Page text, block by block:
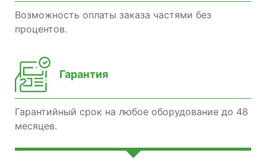
Возможность оплаты заказа частями без
процентов.
Гарантия
Гарантийный срок на любое оборудование до 48
месяцев.